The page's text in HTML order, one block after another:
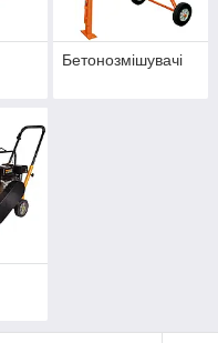
Бетонозмішувачі